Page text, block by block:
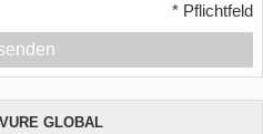
* Pflichtfeld
GLOBAL